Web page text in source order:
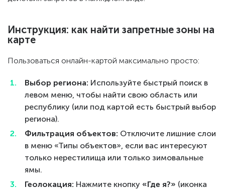
Инструкция: как найти запретные зоны на
карте
Пользоваться онлайн-картой максимально просто:
Выбор региона: Используйте быстрый поиск в
левом меню, чтобы найти свою область или
республику (или под картой есть быстрый выбор
региона).
Фильтрация объектов: Отключите лишние слои
в меню «Типы объектов», если вас интересуют
только нерестилища или только зимовальные
ямы.
Геолокация: Нажмите кнопку «Где я?» (иконка